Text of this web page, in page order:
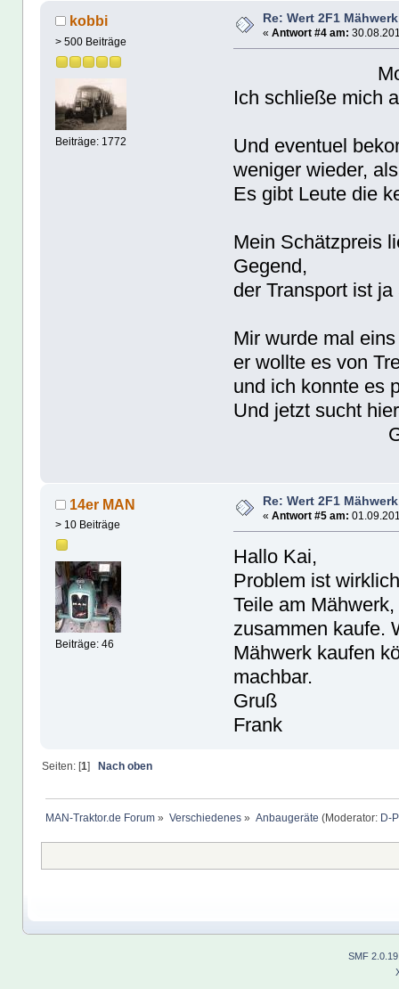
kobbi
> 500 Beiträge
Beiträge: 1772
Re: Wert 2F1 Mähwerk
« Antwort #4 am:
Ich schließe mich
Und eventuel
weniger wieder,
Es gibt Leute die
Mein Schätzpreis
Gegend,
der Transport ist
Mir wurde mal
er wollte es von
und ich konnte es
Und jetzt sucht
Gruß
14er MAN
> 10 Beiträge
Beiträge: 46
Re: Wert 2F1 Mähwerk
« Antwort #5 am:
Hallo Kai,
Problem ist
Teile am
zusammen kaufe.
Mähwerk kaufen
machbar.
Gruß
Frank
Seiten: [1] Nach oben
MAN-Traktor.de Forum » Verschiedenes » Anbaugeräte (Moderator: D-
SMF 2.0.19